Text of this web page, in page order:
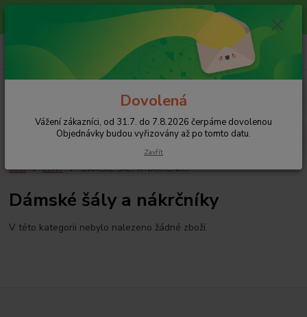
Vážení zákazníci, od 31.7. do 7.8.2026 čerpáme dovolenou
Objednávky budou vyřizovány až po tomto datu.
+420 608 754 282
pište email, pokud nezvedám tel.
Úvod ŽENY DÁMSKÉ ŠÁLY A NÁKRČNÍKY
Dámské šály a nákrčníky
V této kategorii nebylo nalezeno žádné zboží.
Dovolená
Vážení zákazníci, od 31.7. do 7.8.2026 čerpáme dovolenou
Objednávky budou vyřizovány až po tomto datu.
Zavřít